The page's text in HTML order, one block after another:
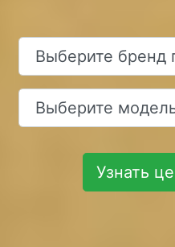
Узнать